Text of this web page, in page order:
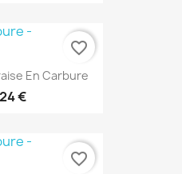
En Carbure
€
favorite_border
favorite_border